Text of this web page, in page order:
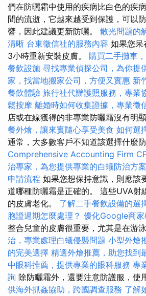
們在防曬霜中使用的疾病比白色的疾
間的流逝，它越來越受到保護，可以
響，因此建議更新防曬。 散光問題的
清晰 台東徵信社的服務內容 如果您
3小時重新安裝皮膚。 購買二手攤車
餐飲設施 尋找專業偵探公司，為你提
家，找當地搬家公司，方便又實惠 新
餐飲體驗 旅行社代辦護照服務，專業
鬆按摩 離婚時如何收集證據，專業徵
店或在線獲得的非專業防曬霜沒有明
餐外燴，讓來賓隨心享受美食 如何選
通常，大多數客戶不知道該選擇什麼防
Comprehensive Accounting Firm
治專家，為您提供專業的白蟻防治方案
申請流程 如果您想保持意識，則應該
道哪種防曬霜是正確的。 這些UVA射
的皮膚老化。 了解二手餐飲設備的選
胞證過期怎麼處理？ 優化Google商家
整合兒童的皮膚很重要，尤其是在游
治，專業處理白蟻侵襲問題 小型外燴
的完美選擇 精選外燴推薦，助您找到
中眼科推薦，提供專業的眼科服務 專
詢 除防曬霜外，還要注意防護服，使
供海外抓姦協助，跨國調查服務 了解